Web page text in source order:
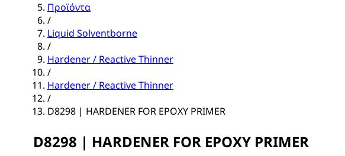
Προϊόντα
/
Liquid Solventborne
/
Hardener / Reactive Thinner
/
Hardener / Reactive Thinner
/
D8298 | HARDENER FOR EPOXY PRIMER
D8298 | HARDENER FOR EPOXY PRIMER